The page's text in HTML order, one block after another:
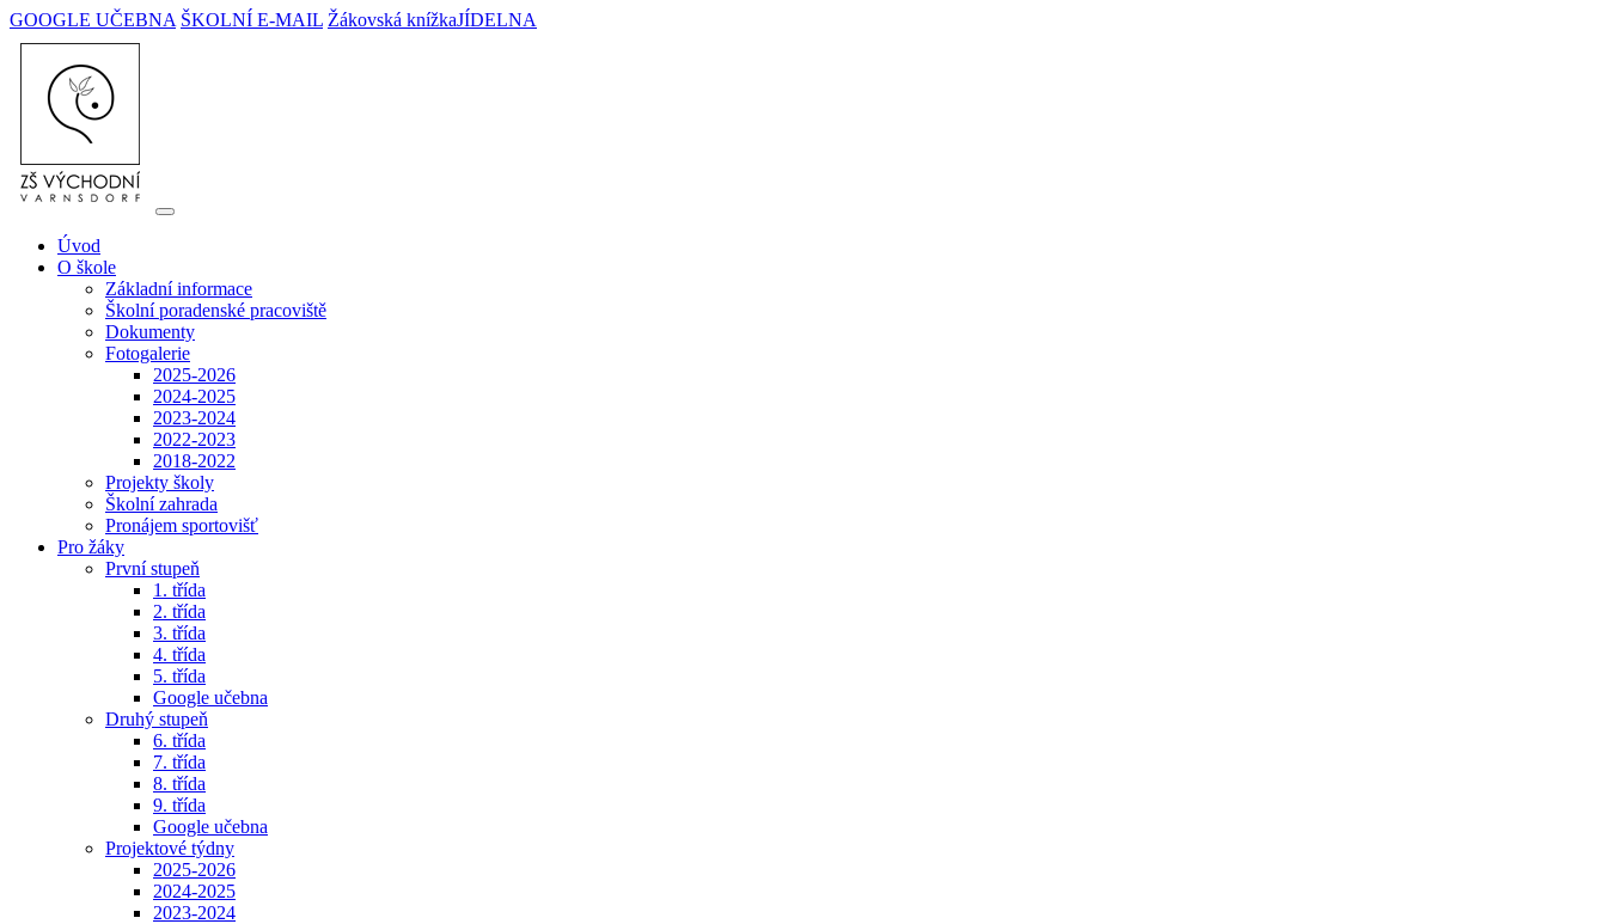
GOOGLE UČEBNA ŠKOLNÍ E-MAIL Žákovská knížkaJÍDELNA
Úvod
O škole
Základní informace
Školní poradenské pracoviště
Dokumenty
Fotogalerie
2025-2026
2024-2025
2023-2024
2022-2023
2018-2022
Projekty školy
Školní zahrada
Pronájem sportovišť
Pro žáky
První stupeň
1. třída
2. třída
3. třída
4. třída
5. třída
Google učebna
Druhý stupeň
6. třída
7. třída
8. třída
9. třída
Google učebna
Projektové týdny
2025-2026
2024-2025
2023-2024